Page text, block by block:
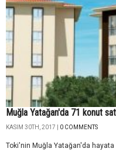
Muğla Yatağan'da 71 konut
KASIM 30TH, 2017 | 0 COMMENTS
Toki'nin Muğla Yatağan'da